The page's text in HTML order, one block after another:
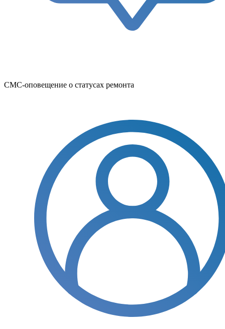
СМС-оповещение о статусах ремонта